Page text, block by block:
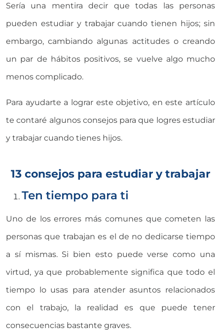
Sería una mentira decir que todas las personas
pueden estudiar y trabajar cuando tienen hijos; sin
embargo, cambiando algunas actitudes o creando
un par de hábitos positivos, se vuelve algo mucho
menos complicado.
Para ayudarte a lograr este objetivo, en este artículo
te contaré algunos consejos para que logres estudiar
y trabajar cuando tienes hijos.
13 consejos para estudiar y trabajar
Ten tiempo para ti
Uno de los errores más comunes que cometen las
personas que trabajan es el de no dedicarse tiempo
a sí mismas. Si bien esto puede verse como una
virtud, ya que probablemente significa que todo el
tiempo lo usas para atender asuntos relacionados
con el trabajo, la realidad es que puede tener
consecuencias bastante graves.